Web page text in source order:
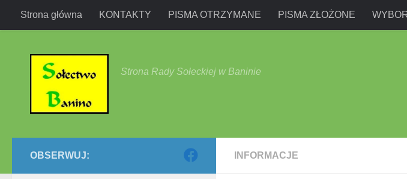
Przejdź do treści
Strona główna KONTAKTY PISMA OTRZYMANE PISMA ZŁOŻONE
Strona Rady Sołeckiej w Baninie
INFORMACJE
OBSERWUJ: